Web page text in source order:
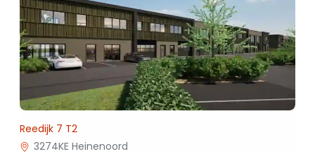
Reedijk 7 T2
3274KE Heinenoord